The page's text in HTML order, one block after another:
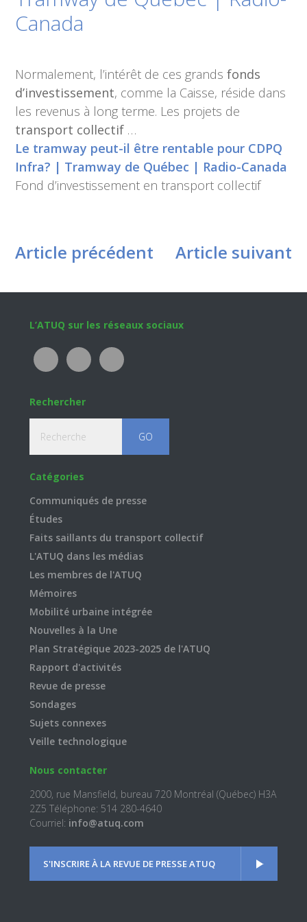
Canada
Normalement, l’intérêt de ces grandsfonds
d’investissement, comme la Caisse, réside dans
les revenus à long terme. Les projets de
transport collectif …
Le tramway peut-il être rentable pour CDPQ
Infra? | Tramway de Québec | Radio-Canada
Fond d’investissement en transport collectif
Article précédent Article suivant
Footer
L’ATUQ sur les réseaux sociaux
Rechercher
Catégories
Communiqués de presse
Études
Faits saillants du transport collectif
L'ATUQ dans les médias
Les membres de l'ATUQ
Mémoires
Mobilité urbaine intégrée
Nouvelles à la Une
Plan Stratégique 2023-2025 de l'ATUQ
Rapport d'activités
Revue de presse
Sondages
Sujets connexes
Veille technologique
Nous contacter
2000, rue Mansfield, bureau 720 Montréal (Québec) H3A
2Z5 Téléphone: 514 280-4640
Courriel: info@atuq.com
S'INSCRIRE À LA REVUE DE PRESSE ATUQ